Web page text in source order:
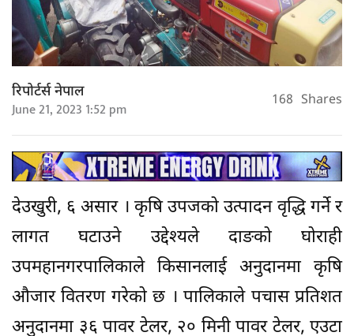
रिपोर्टर्स नेपाल
June 21, 2023 1:52 pm 168 Shares
देउखुरी, ६ असार । कृषि उपजको उत्पादन वृद्धि गर्ने र
लागत घटाउने उद्देश्यले दाङको घोराही
उपमहानगरपालिकाले किसानलाई अनुदानमा कृषि
औजार वितरण गरेको छ । पालिकाले पचास प्रतिशत
अनुदानमा ३६ पावर टेलर, २० मिनी पावर टेलर, एउटा